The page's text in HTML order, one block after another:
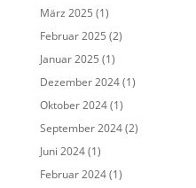
März 2025 (1)
Februar 2025 (2)
Januar 2025 (1)
Dezember 2024(1)
Oktober 2024(1)
September 2024(2)
Juni 2024(1)
Februar 2024(1)